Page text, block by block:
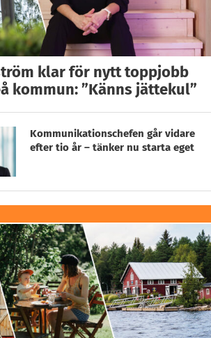
klar för nytt toppjobb
kommun: ”Känns jättekul”
Kommunikationschefen går vidare
efter tio år – tänker nu starta eget